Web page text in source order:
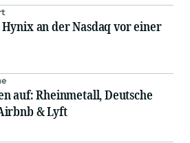
Hynix an der Nasdaq vor einer
auf: Rheinmetall, Deutsche
& Lyft